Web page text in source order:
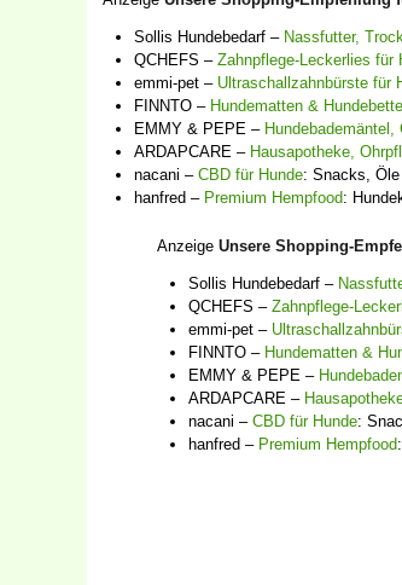
Sollis Hundebedarf – Nassfutter,
QCHEFS – Zahnpflege-Leckerlies für
emmi-pet – Ultraschallzahnbürste für
FINNTO – Hundematten &
EMMY & PEPE –
ARDAPCARE – Hausapotheke,
nacani – CBD für Hunde: Snacks,
hanfred – Premium Hempfood:
Anzeige Unsere Shopping-
Sollis Hundebedarf –
QCHEFS – Zahnpflege-
emmi-pet –
FINNTO – Hundematten &
EMMY & PEPE –
ARDAPCARE –
nacani – CBD für Hunde:
hanfred – Premium Hempfood